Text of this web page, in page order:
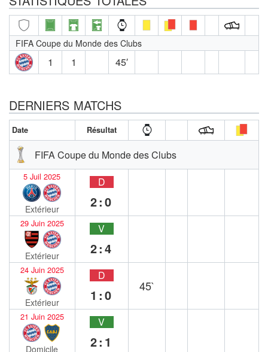
FIFA Coupe du Monde des Clubs
1 1 45′
DERNIERS MATCHS
Date Résultat
FIFA Coupe du Monde des Clubs
5 Juil 2025
Extérieur
D
2:0
29 Juin 2025
Extérieur
V
2:4
24 Juin 2025
Extérieur
D
1:0
45`
21 Juin 2025
Domicile
V
2:1